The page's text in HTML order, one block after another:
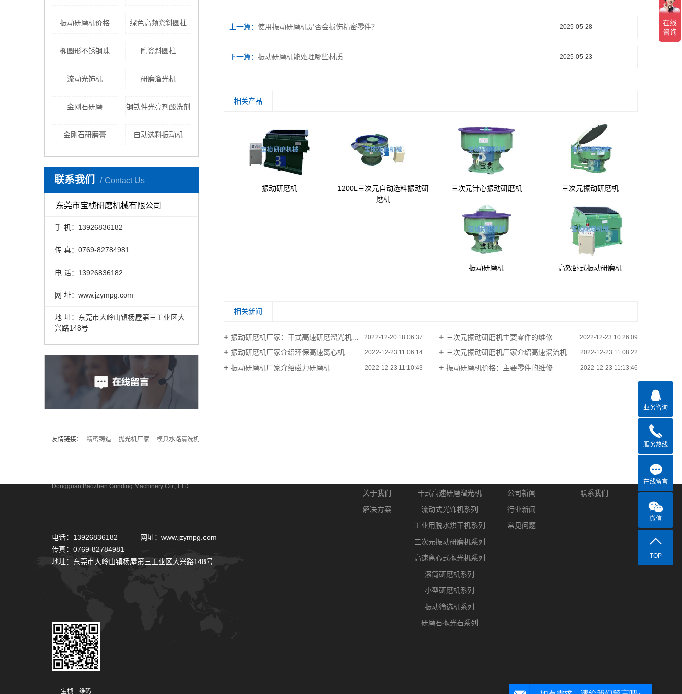
振动研磨机价格 绿色高频瓷斜圆柱
椭圆形不锈钢珠 陶瓷斜圆柱
流动光饰机 研磨溜光机
金刚石研磨 钢铁件光亮剂酸洗剂
金刚石研磨膏 自动选料振动机
联系我们 Contact Us
东莞市宝桢研磨机械有限公司
手 机：13926836182
传 真：0769-82784981
电 话：13926836182
网 址：www.jzympg.com
地 址：东莞市大岭山镇杨屋第三工业区大
兴路148号
上一篇： 使用振动研磨机是否会损伤精密零件？ 2025-05-28
下一篇： 振动研磨机能处理哪些材质 2025-05-23
相关产品
振动研磨机
1200L三次元自动选料振动研
磨机
三次元针心振动研磨机 三次元振动研磨机
振动研磨机 高效卧式振动研磨机
相关新闻
振动研磨机厂家：干式高速研磨溜光机怎么保养 2022-12-20 18:06:37 三次元振动研磨机主要零件的维修 2022-12-23 10:26:09
振动研磨机厂家介绍环保高速离心机 2022-12-23 11:06:14 三次元振动研磨机厂家介绍高速涡流机 2022-12-23 11:08:22
振动研磨机厂家介绍磁力研磨机 2022-12-23 11:10:43 振动研磨机价格：主要零件的维修 2022-12-23 11:13:46
友情链接： 精密铸造 抛光机厂家 模具水路清洗机
Dongguan Baozhen Grinding Machinery Co., LTD
电话：13926836182 网址：www.jzympg.com
传真：0769-82784981
地址：东莞市大岭山镇杨屋第三工业区大兴路148号
宝桢二维码
关于我们
解决方案
干式高速研磨溜光机
流动式光饰机系列
工业用脱水烘干机系列
三次元振动研磨机系列
高速离心式抛光机系列
滚筒研磨机系列
小型研磨机系列
振动筛选机系列
研磨石抛光石系列
公司新闻
行业新闻
常见问题
联系我们
业务咨询
服务热线
在线留言
微信
TOP